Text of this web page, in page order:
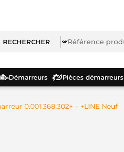
Démarreurs Pièces démarreurs
0.001.368.302+ – +LINE Neuf